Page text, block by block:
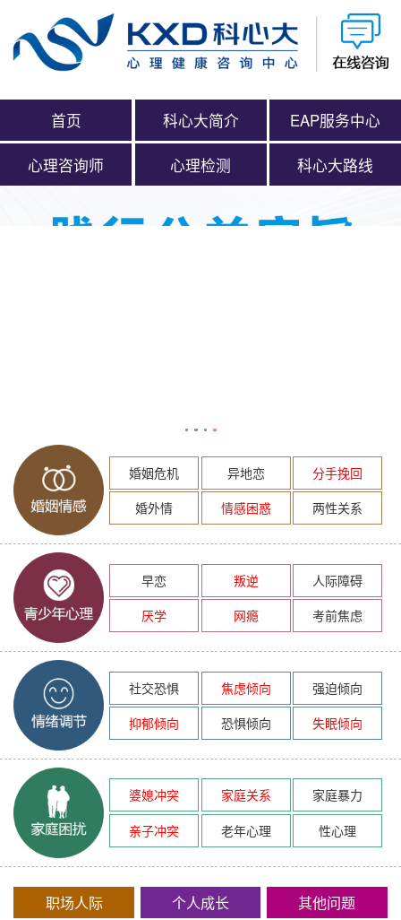
首页 科心大简介 EAP服务中心
心理咨询师 心理检测 科心大路线
婚姻危机 异地恋
分手挽回
婚外情
情感困惑 两性关系
早恋 叛逆
人际障碍
厌学
网瘾 考前焦虑
社交恐惧 焦虑倾向
强迫倾向
抑郁倾向
恐惧倾向 失眠倾向
婆媳冲突 家庭关系
家庭暴力
亲子冲突
老年心理 性心理
职场人际 个人成长 其他问题